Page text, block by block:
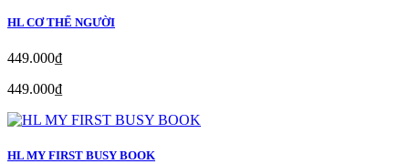
HL CƠ THỂ NGƯỜI
449.000₫
449.000₫
HL MY FIRST BUSY BOOK